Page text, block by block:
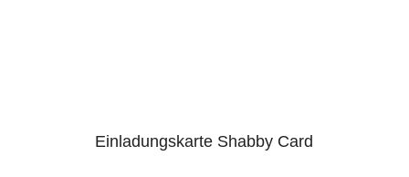
5.00
Einladungskarte Shabby Card